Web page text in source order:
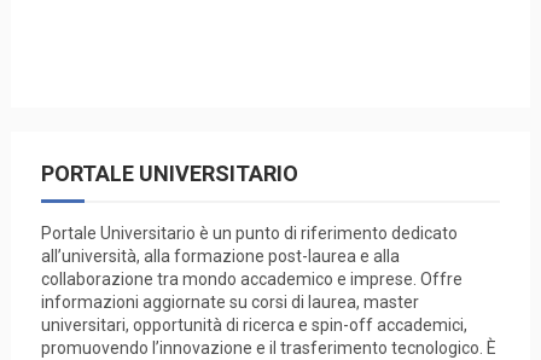
PORTALE UNIVERSITARIO
Portale Universitario è un punto di riferimento dedicato
all’università, alla formazione post-laurea e alla
collaborazione tra mondo accademico e imprese. Offre
informazioni aggiornate su corsi di laurea, master
universitari, opportunità di ricerca e spin-off accademici,
promuovendo l’innovazione e il trasferimento tecnologico. È